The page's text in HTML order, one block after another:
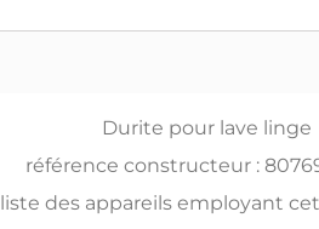
Durite pour lave linge
référence constructeur :
liste des appareils employant